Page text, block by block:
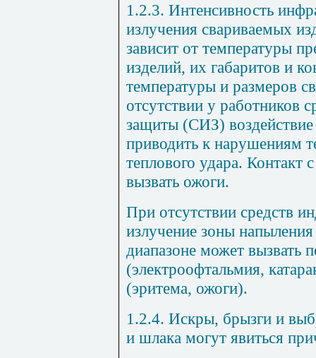
1.2.3. Интенсивность
излучения свариваемых
зависит от температуры
изделий, их габаритов и
температуры и размеров
отсутствии у работников
защиты (СИЗ)
приводить к нарушениям
теплового удара. Контакт
вызвать ожоги.
При отсутствии средств
излучение зоны
диапазоне может вызвать
(электроофтальмия,
(эритема, ожоги).
1.2.4. Искры, брызги и
и шлака могут явиться